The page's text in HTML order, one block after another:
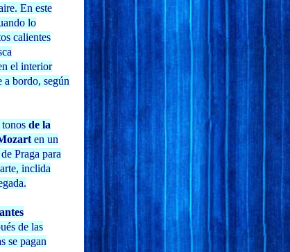
En este
lo
calientes
el interior
a bordo, según
tonos de la
en un
Praga para
inclida
de las
se pagan